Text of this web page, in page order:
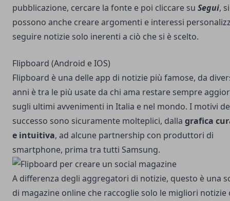
pubblicazione, cercare la fonte e poi cliccare su Segui, si
possono anche creare argomenti e interessi
seguire notizie solo inerenti a ciò che si è scelto.
Flipboard (Android e IOS)
Flipboard è una delle app di notizie più famose, da
anni è tra le più usate da chi ama restare sempre
sugli ultimi avvenimenti in Italia e nel mondo. I motivi
successo sono sicuramente molteplici, dalla grafica
e intuitiva, ad alcune partnership con produttori di
smartphone, prima tra tutti Samsung.
A differenza degli aggregatori di notizie, questo è una
di magazine online che raccoglie solo le migliori notizie